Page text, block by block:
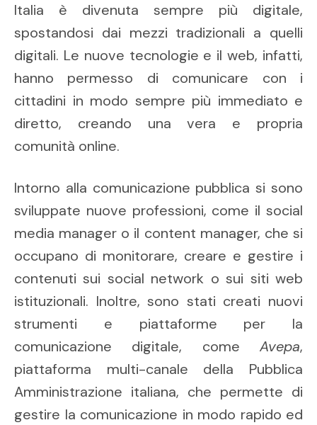
Italia è divenuta sempre più digitale,
spostandosi dai mezzi tradizionali a quelli
digitali. Le nuove tecnologie e il web, infatti,
hanno permesso di comunicare con i
cittadini in modo sempre più immediato e
diretto, creando una vera e propria
comunità online.
Intorno alla comunicazione pubblica si sono
sviluppate nuove professioni, come il social
media manager o il content manager, che si
occupano di monitorare, creare e gestire i
contenuti sui social network o sui siti web
istituzionali. Inoltre, sono stati creati nuovi
strumenti e piattaforme per la
comunicazione digitale, come Avepa,
piattaforma multi-canale della Pubblica
Amministrazione italiana, che permette di
gestire la comunicazione in modo rapido ed